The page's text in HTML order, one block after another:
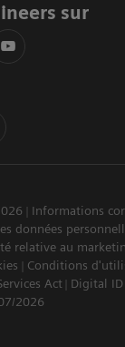
sur
Informations
données
relative au
Conditions
Act
Digital ID
2026